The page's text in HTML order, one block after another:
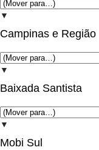
▼
Campinas e Região
▼
Baixada Santista
▼
Mobi Sul